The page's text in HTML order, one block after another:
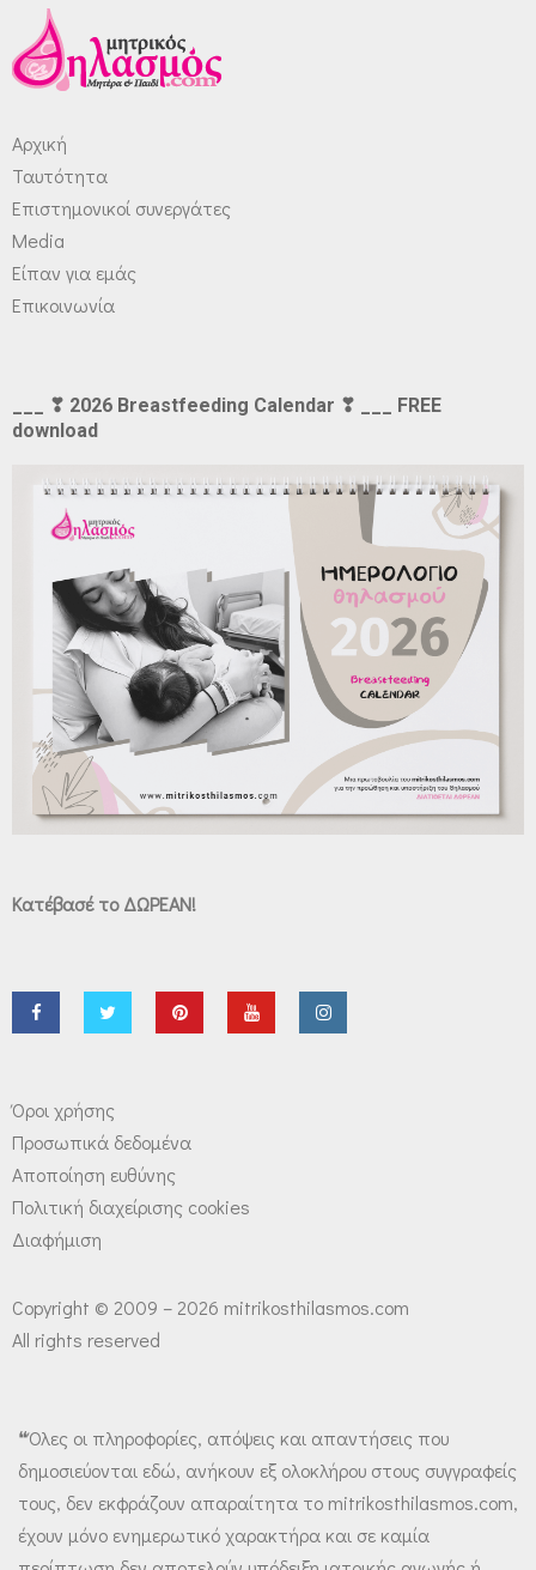
Αρχική
Ταυτότητα
Επιστημονικοί συνεργάτες
Media
Είπαν για εμάς
Επικοινωνία
___ ❣ 2026 Breastfeeding Calendar ❣ ___ FREE
download
Κατέβασέ το ΔΩΡΕΑΝ!
Όροι χρήσης
Προσωπικά δεδομένα
Αποποίηση ευθύνης
Πολιτική διαχείρισης cookies
Διαφήμιση
Copyright © 2009 – 2026 mitrikosthilasmos.com
All rights reserved
❝Όλες οι πληροφορίες, απόψεις και απαντήσεις που
δημοσιεύονται εδώ, ανήκουν εξ ολοκλήρου στους συγγραφείς
τους, δεν εκφράζουν απαραίτητα το mitrikosthilasmos.com,
έχουν μόνο ενημερωτικό χαρακτήρα και σε καμία